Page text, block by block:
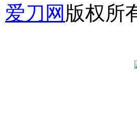
爱刀网 版权所